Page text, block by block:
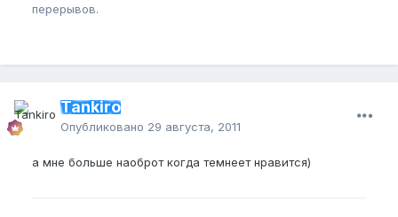
перерывов.
Tankiro
Опубликовано 29 августа, 2011
а мне больше наоброт когда темнеет нравится)